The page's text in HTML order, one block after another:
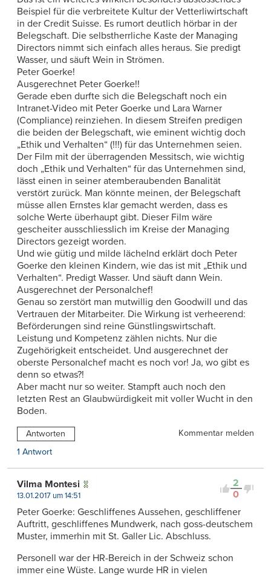
Beispiel für die verbreitete Kultur der Vetterliwirtschaft
in der Credit Suisse. Es rumort deutlich hörbar in der
Belegschaft. Die selbstherrliche Kaste der Managing
Directors nimmt sich einfach alles heraus. Sie predigt
Wasser, und säuft Wein in Strömen.
Peter Goerke!
Ausgerechnet Peter Goerke!!
Gerade eben durfte sich die Belegschaft noch ein
Intranet-Video mit Peter Goerke und Lara Warner
(Compliance) reinziehen. In diesem Streifen predigen
die beiden der Belegschaft, wie eminent wichtig doch
„Ethik und Verhalten“ (!!!) für das Unternehmen seien.
Der Film mit der überragenden Messitsch, wie wichtig
doch „Ethik und Verhalten“ für das Unternehmen sind,
lässt einen in seiner atemberaubenden Banalität
verstört zurück. Man könnte meinen, der Belegschaft
müsse allen Ernstes klar gemacht werden, dass es
solche Werte überhaupt gibt. Dieser Film wäre
gescheiter ausschliesslich im Kreise der Managing
Directors gezeigt worden.
Und wie gütig und milde lächelnd erklärt doch Peter
Goerke den kleinen Kindern, wie das ist mit „Ethik und
Verhalten“. Predigt Wasser. Und säuft dann Wein.
Ausgerechnet der Personalchef!
Genau so zerstört man mutwillig den Goodwill und das
Vertrauen der Mitarbeiter. Die Wirkung ist verheerend:
Beförderungen sind reine Günstlingswirtschaft.
Leistung und Kompetenz zählen nichts. Nur die
Zugehörigkeit entscheidet. Und ausgerechnet der
oberste Personalchef macht es noch vor! Ja, wo gibt es
denn so etwas?!
Aber macht nur so weiter. Stampft auch noch den
letzten Rest an Glaubwürdigkeit mit voller Wucht in den
Boden.
Antworten
Kommentar melden
1 Antwort
2
0
Vilma Montesi
13.01.2017 um 14:51
Peter Goerke: Geschliffenes Aussehen, geschliffener
Auftritt, geschliffenes Mundwerk, nach goss-deutschem
Muster, immerhin mit St. Galler Lic. Abschluss.
Personell war der HR-Bereich in der Schweiz schon
immer eine Wüste. Lange wurde HR in vielen